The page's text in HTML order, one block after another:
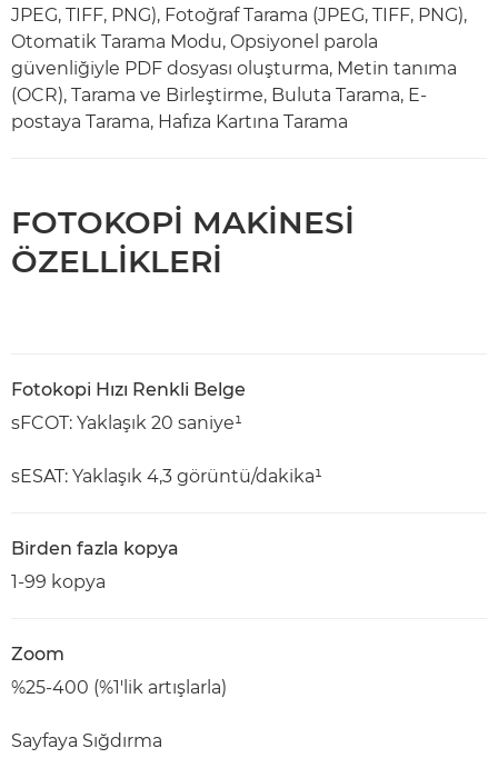
JPEG, TIFF, PNG), Fotoğraf Tarama (JPEG, TIFF, PNG),
Otomatik Tarama Modu, Opsiyonel parola
güvenliğiyle PDF dosyası oluşturma, Metin tanıma
(OCR), Tarama ve Birleştirme, Buluta Tarama, E-
postaya Tarama, Hafıza Kartına Tarama
FOTOKOPİ MAKİNESİ
ÖZELLİKLERİ
Fotokopi Hızı Renkli Belge
sFCOT: Yaklaşık 20 saniye¹
sESAT: Yaklaşık 4,3 görüntü/dakika¹
Birden fazla kopya
1-99 kopya
Zoom
%25-400 (%1'lik artışlarla)
Sayfaya Sığdırma